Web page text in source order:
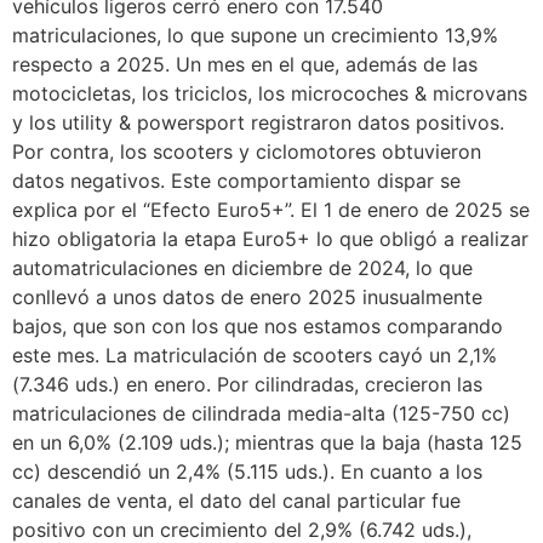
vehículos ligeros cerró enero con 17.540
matriculaciones, lo que supone un crecimiento 13,9%
respecto a 2025. Un mes en el que, además de las
motocicletas, los triciclos, los microcoches & microvans
y los utility & powersport registraron datos positivos.
Por contra, los scooters y ciclomotores obtuvieron
datos negativos. Este comportamiento dispar se
explica por el “Efecto Euro5+”. El 1 de enero de 2025 se
hizo obligatoria la etapa Euro5+ lo que obligó a realizar
automatriculaciones en diciembre de 2024, lo que
conllevó a unos datos de enero 2025 inusualmente
bajos, que son con los que nos estamos comparando
este mes. La matriculación de scooters cayó un 2,1%
(7.346 uds.) en enero. Por cilindradas, crecieron las
matriculaciones de cilindrada media-alta (125-750 cc)
en un 6,0% (2.109 uds.); mientras que la baja (hasta 125
cc) descendió un 2,4% (5.115 uds.). En cuanto a los
canales de venta, el dato del canal particular fue
positivo con un crecimiento del 2,9% (6.742 uds.),